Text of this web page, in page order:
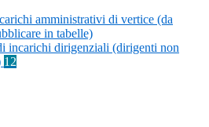
amministrativi di vertice (da
in tabelle)
incarichi dirigenziali (dirigenti non
12